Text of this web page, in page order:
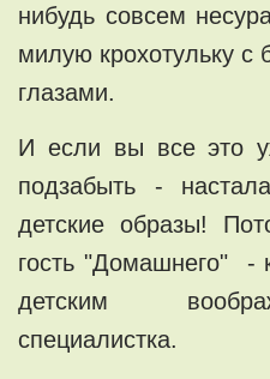
нибудь совсем
милую крохотульку
глазами.
И если вы все это
подзабыть -
детские образы!
гость "Домашнего" -
детским
специалистка.